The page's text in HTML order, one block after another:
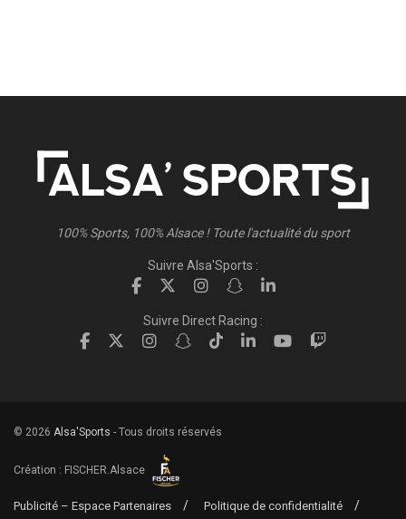
100% Sports, 100% Alsace ! Toute l'actualité du sport
Suivre Alsa'Sports :
Suivre Direct Racing :
© 2026 Alsa'Sports - Tous droits réservés
Création : FISCHER.Alsace
Publicité – Espace Partenaires Politique de confidentialité